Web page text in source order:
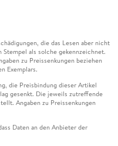
die das Lesen aber nicht
als solche gekennzeichnet.
zu Preissenkungen beziehen
Exemplars.
die Preisbindung dieser Artikel
gesenkt. Die jeweils zutreffende
Angaben zu Preissenkungen
Daten an den Anbieter der